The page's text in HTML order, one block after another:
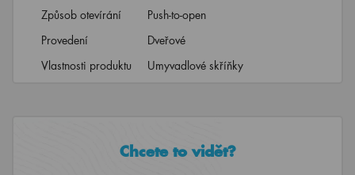
Způsob otevírání
Push-to-open
Provedení
Dveřové
Vlastnosti produktu
Umyvadlové skříňky
Chcete to vidět?